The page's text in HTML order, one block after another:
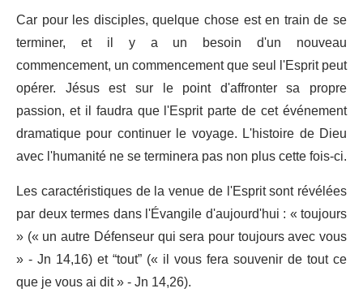
Car pour les disciples, quelque chose est en train de se
terminer, et il y a un besoin d'un nouveau
commencement, un commencement que seul l'Esprit peut
opérer. Jésus est sur le point d'affronter sa propre
passion, et il faudra que l'Esprit parte de cet événement
dramatique pour continuer le voyage. L'histoire de Dieu
avec l'humanité ne se terminera pas non plus cette fois-ci.
Les caractéristiques de la venue de l'Esprit sont révélées
par deux termes dans l'Évangile d'aujourd'hui : « toujours
» (« un autre Défenseur qui sera pour toujours avec vous
» - Jn 14,16) et “tout” (« il vous fera souvenir de tout ce
que je vous ai dit » - Jn 14,26).